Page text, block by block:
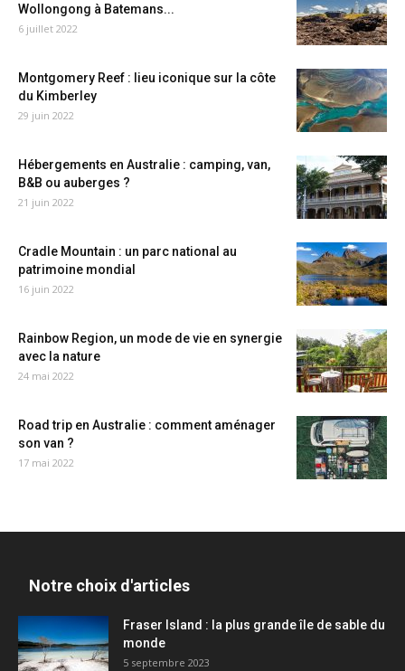
Wollongong à Batemans...
6 juillet 2022
Montgomery Reef : lieu iconique sur la côte
du Kimberley
29 juin 2022
Hébergements en Australie : camping, van,
B&B ou auberges ?
21 juin 2022
Cradle Mountain : un parc national au
patrimoine mondial
16 juin 2022
Rainbow Region, un mode de vie en synergie
avec la nature
24 mai 2022
Road trip en Australie : comment aménager
son van ?
17 mai 2022
Notre choix d'articles
Fraser Island : la plus grande île de sable du
monde
5 septembre 2023